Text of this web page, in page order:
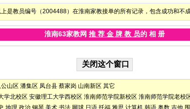
是教员编号（2004488）在淮南家教接单的所有记录，包含成功和不成
淮南63家教网 推 荐 金 牌 教 员的 相 册
公山区 潘集区 凤台县 蔡家岗 山南新区 其它
学北校区 安徽理工大学西校区 淮南师范学院新校区 淮南师范学院老校
地理 政治 钢琴 美术 书法 网球 日语 托福 雅思 计算机 韩语 奥数 吉他